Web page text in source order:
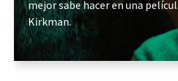
mejor sabe hacer en una
Kirkman.